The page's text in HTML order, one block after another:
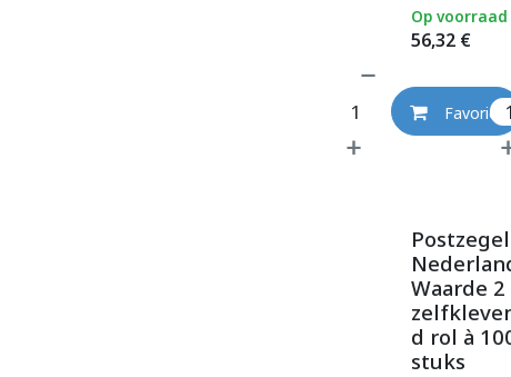
56,32 €
Op voorraad
Favoriet
Postzegel
Waarde 2
d rol à
stuks